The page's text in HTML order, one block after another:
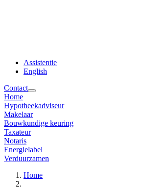
Assistentie
English
Contact
Home
Hypotheekadviseur
Makelaar
Bouwkundige keuring
Taxateur
Notaris
Energielabel
Verduurzamen
Home